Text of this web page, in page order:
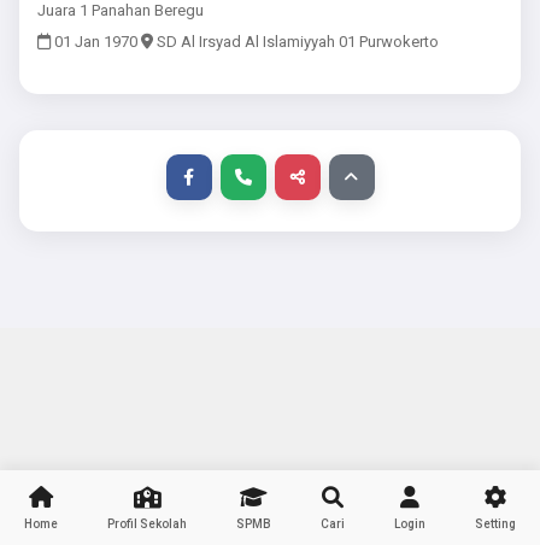
Home Profil Sekolah SPMB Cari Login Setting
Juara 1 Panahan Beregu
01 Jan 1970
SD Al Irsyad Al Islamiyyah 01 Purwokerto